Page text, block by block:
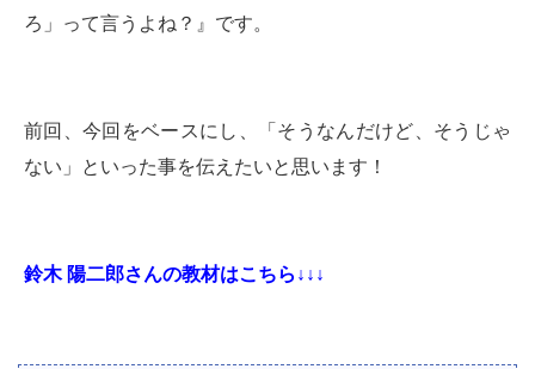
ろ」って言うよね？』です。
前回、今回をベースにし、「そうなんだけど、そうじゃ
ない」といった事を伝えたいと思います！
鈴木 陽二郎さんの教材はこちら↓↓↓